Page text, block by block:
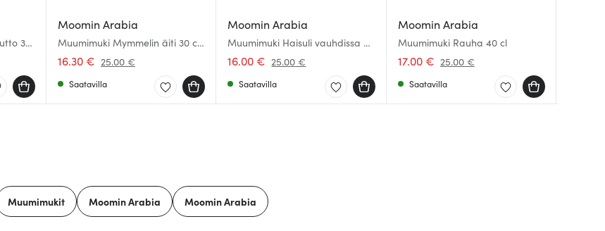
30
Moomin Arabia
Muumimuki Mymmelin äiti 30 cl
Sininen
16.30 € 25.00 €
Saatavilla
Moomin Arabia
Muumimuki Haisuli vauhdissa 30
cl
16.00 € 25.00 €
Saatavilla
Moomin Arabia
Muumimuki Rauha 40 cl
17.00 € 25.00 €
Saatavilla
Muumimukit Moomin Arabia Moomin Arabia